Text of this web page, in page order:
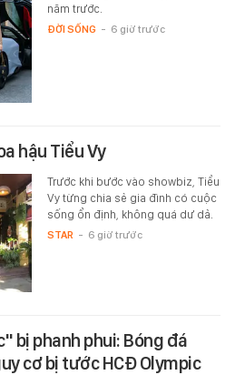
năm trước.
ĐỜI SỐNG - 6 giờ trước
hậu Tiểu Vy
Trước khi bước vào showbiz, Tiểu
Vy từng chia sẻ gia đình có cuộc
sống ổn định, không quá dư dả.
STAR - 6 giờ trước
bị phanh phui: Bóng đá
cơ bị tước HCĐ Olympic